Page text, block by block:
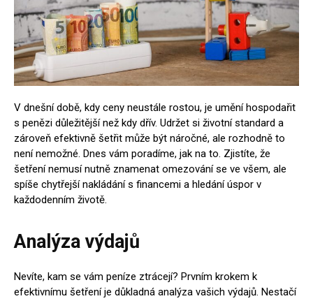
V dnešní době, kdy ceny neustále rostou, je umění hospodařit
s penězi důležitější než kdy dřív. Udržet si životní standard a
zároveň efektivně šetřit může být náročné, ale rozhodně to
není nemožné. Dnes vám poradíme, jak na to. Zjistíte, že
šetření nemusí nutně znamenat omezování se ve všem, ale
spíše chytřejší nakládání s financemi a hledání úspor v
každodenním životě.
Analýza výdajů
Nevíte, kam se vám peníze ztrácejí? Prvním krokem k
efektivnímu šetření je důkladná analýza vašich výdajů. Nestačí